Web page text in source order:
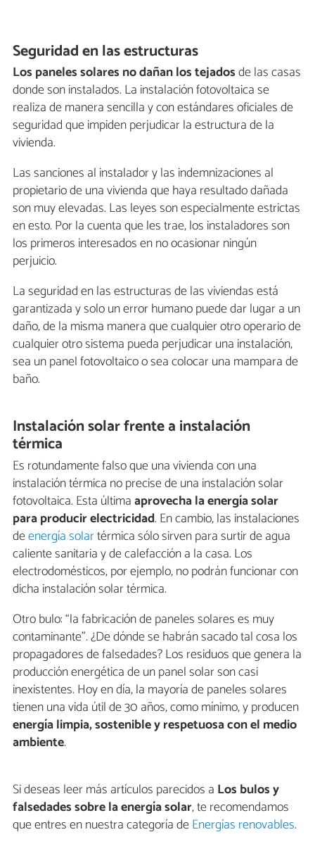
Seguridad en las estructuras
Los paneles solares no dañan los tejadosde las casas
donde son instalados. La instalación fotovoltaica se
realiza de manera sencilla y con estándares oficiales de
seguridad que impiden perjudicar la estructura de la
vivienda.
Las sanciones al instalador y las indemnizaciones al
propietario de una vivienda que haya resultado dañada
son muy elevadas. Las leyes son especialmente estrictas
en esto. Por la cuenta que les trae, los instaladores son
los primeros interesados en no ocasionar ningún
perjuicio.
La seguridad en las estructuras de las viviendas está
garantizada y solo un error humano puede dar lugar a un
daño, de la misma manera que cualquier otro operario de
cualquier otro sistema pueda perjudicar una instalación,
sea un panel fotovoltaico o sea colocar una mampara de
baño.
Instalación solar frente a instalación
térmica
Es rotundamente falso que una vivienda con una
instalación térmica no precise de una instalación solar
fotovoltaica. Esta últimaaprovecha la energía solar
para producir electricidad. En cambio, las instalaciones
deenergía solartérmica sólo sirven para surtir de agua
caliente sanitaria y de calefacción a la casa. Los
electrodomésticos, por ejemplo, no podrán funcionar con
dicha instalación solar térmica.
Otro bulo: “la fabricación de paneles solares es muy
contaminante”. ¿De dónde se habrán sacado tal cosa los
propagadores de falsedades? Los residuos que genera la
producción energética de un panel solar son casi
inexistentes. Hoy en día, la mayoría de paneles solares
tienen una vida útil de 30 años, como mínimo, y producen
energía limpia, sostenible y respetuosa con el medio
ambiente.
Si deseas leer más artículos parecidos a Los bulos y
falsedades sobre la energía solar, te recomendamos
que entres en nuestra categoría deEnergías renovables.